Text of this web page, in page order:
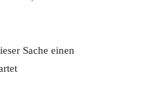
Sache einen